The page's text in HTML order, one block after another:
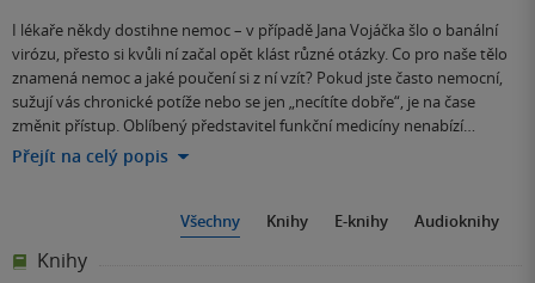
I lékaře někdy dostihne nemoc – v případě Jana Vojáčka šlo o banální
virózu, přesto si kvůli ní začal opět klást různé otázky. Co pro naše tělo
znamená nemoc a jaké poučení si z ní vzít? Pokud jste často nemocní,
sužují vás chronické potíže nebo se jen „necítíte dobře“, je na čase
změnit přístup. Oblíbený představitel funkční medicíny nenabízí…
Přejít na celý popis
Všechny Knihy E-knihy Audioknihy
Knihy